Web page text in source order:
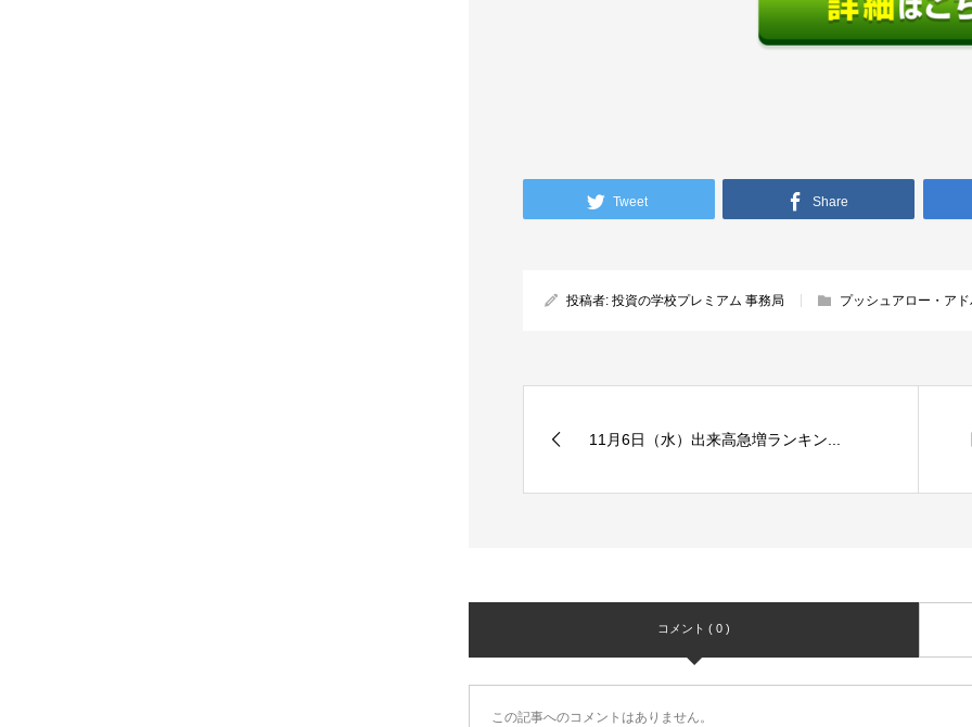
Tweet Share
投稿者:投資の学校プレミアム 事務局 プッシュアロー・ア
11月6日（水）出来高急増ランキン...
コメント ( 0 )
この記事へのコメントはありません。